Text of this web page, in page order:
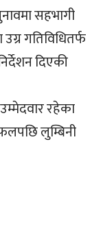
सहभागी
गतिविधितर्फ
दिएकी
रहेका
लुम्बिनी